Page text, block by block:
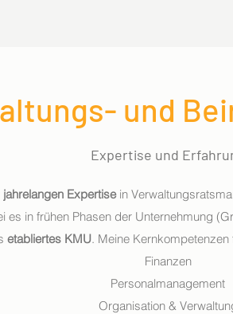
und
Expertise und
jahrelangen Expertisein
es in frühen Phasen der Unternehmung
etabliertes KMU. Meine
Finanzen
Personalmanagement
Organisation &